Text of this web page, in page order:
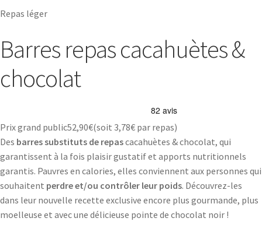
Repas léger
Barres repas cacahuètes &
chocolat
Prix grand public52,90€(soit 3,78€ par repas)
Des barres substituts de repascacahuètes & chocolat, qui
garantissent à la fois plaisir gustatif et apports nutritionnels
garantis. Pauvres en calories, elles conviennent aux personnes qui
souhaitent perdre et/ou contrôler leur poids. Découvrez-les
dans leur nouvelle recette exclusive encore plus gourmande, plus
moelleuse et avec une délicieuse pointe de chocolat noir !